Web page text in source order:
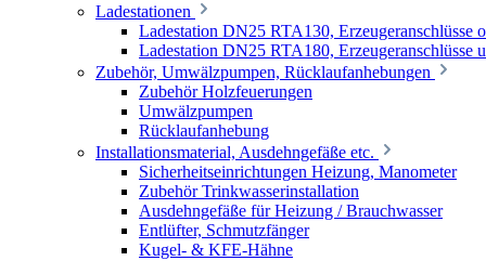
Ladestationen
Ladestation DN25 RTA130, Erzeugeranschlüsse
Ladestation DN25 RTA180, Erzeugeranschlüsse
Zubehör, Umwälzpumpen, Rücklaufanhebungen
Zubehör Holzfeuerungen
Umwälzpumpen
Rücklaufanhebung
Installationsmaterial, Ausdehngefäße etc.
Sicherheitseinrichtungen Heizung, Manometer
Zubehör Trinkwasserinstallation
Ausdehngefäße für Heizung / Brauchwasser
Entlüfter, Schmutzfänger
Kugel- & KFE-Hähne